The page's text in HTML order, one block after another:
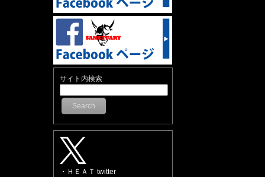
サイト内検索
Search
・ＨＥＡＴ twitter